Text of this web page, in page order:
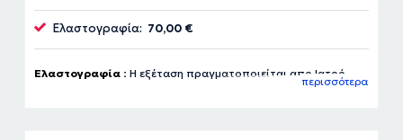
Ελαστογραφία: 70,00 €
Ελαστογραφία : Η εξέταση πραγματοποιείται απο Ιατρό
περισσότερα